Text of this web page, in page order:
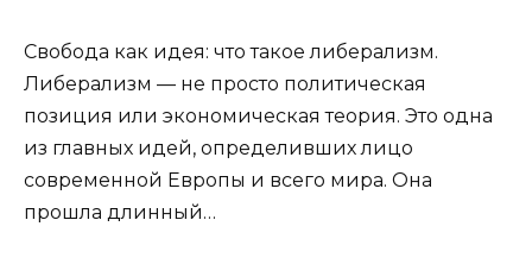
Свобода как идея: что такое либерализм.
Либерализм — не просто политическая
позиция или экономическая теория. Это одна
из главных идей, определивших лицо
современной Европы и всего мира. Она
прошла длинный…